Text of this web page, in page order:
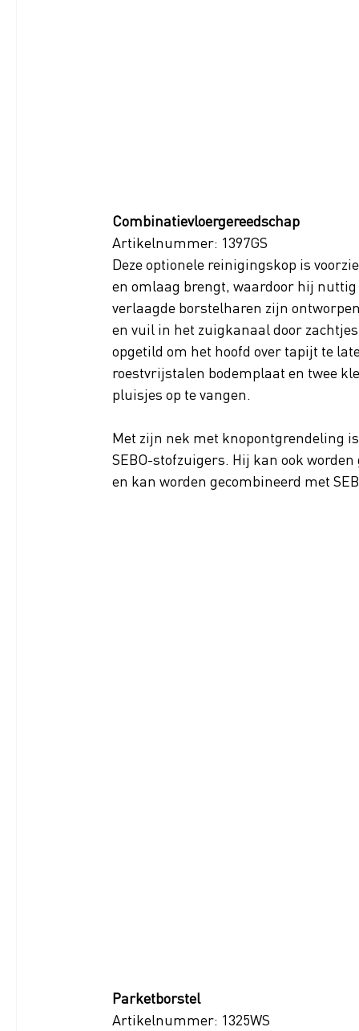
Combinatievloergereedschap
Artikelnummer: 1397GS
Deze optionele reinigingskop is
en omlaag brengt, waardoor hij
verlaagde borstelharen zijn
en vuil in het zuigkanaal door
opgetild om het hoofd over tapijt te
roestvrijstalen bodemplaat en twee
pluisjes op te vangen.
Met zijn nek met knopontgrendeling
SEBO-stofzuigers. Hij kan ook
en kan worden gecombineerd met
Parketborstel
Artikelnummer: 1325WS